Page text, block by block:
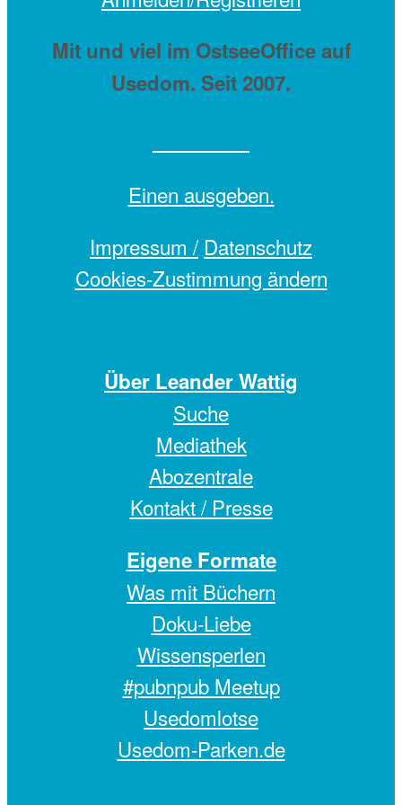
Mit und viel im OstseeOffice auf
Usedom. Seit 2007.
Einen ausgeben.
Impressum / Datenschutz
Cookies-Zustimmung ändern
Über Leander Wattig
Suche
Mediathek
Abozentrale
Kontakt / Presse
Eigene Formate
Was mit Büchern
Doku-Liebe
Wissensperlen
#pubnpub Meetup
Usedomlotse
Usedom-Parken.de